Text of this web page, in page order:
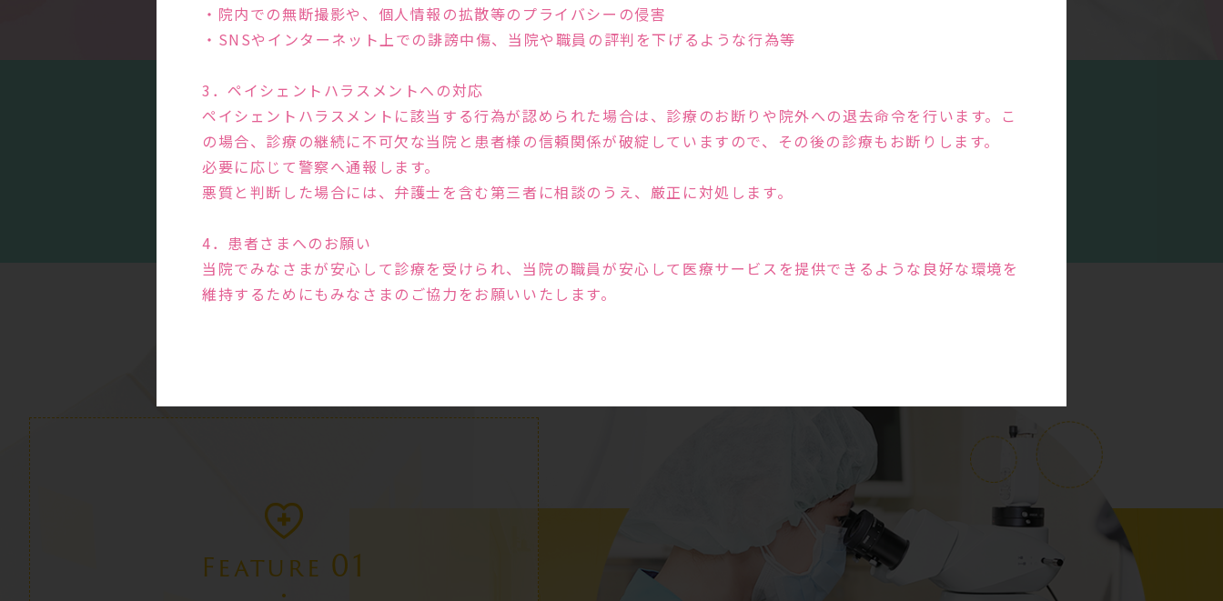
・院内での無断撮影や、個人情報の拡散等のプライバシーの侵害
・SNSやインターネット上での誹謗中傷、当院や職員の評判を下げるような行為等
3．ペイシェントハラスメントへの対応
ペイシェントハラスメントに該当する行為が認められた場合は、診療のお断りや院外への退去命令を行います。こ
の場合、診療の継続に不可欠な当院と患者様の信頼関係が破綻していますので、その後の診療もお断りします。
必要に応じて警察へ通報します。
悪質と判断した場合には、弁護士を含む第三者に相談のうえ、厳正に対処します。
4．患者さまへのお願い
当院でみなさまが安心して診療を受けられ、当院の職員が安心して医療サービスを提供できるような良好な環境を
維持するためにもみなさまのご協力をお願いいたします。
まるたARTクリニック
Feature
Feature 01